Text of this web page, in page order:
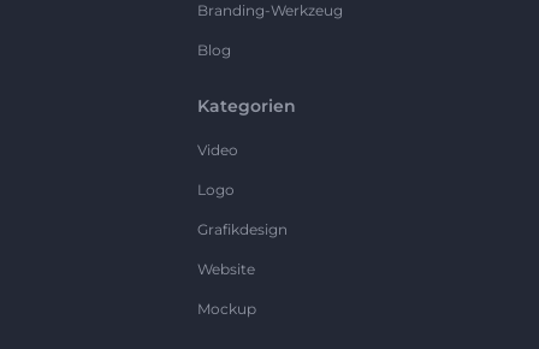
Branding-Werkzeug
Blog
Kategorien
Video
Logo
Grafikdesign
Website
Mockup